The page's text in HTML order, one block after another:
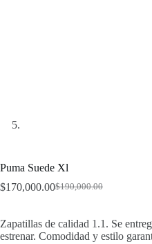
Puma Suede Xl
$190,000.00
Original
$190,000.00.
$170,000.00Current
$170,000.00.
Zapatillas de calidad 1.1. Se
estrenar. Comodidad y estilo